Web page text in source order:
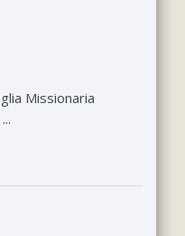
Missionaria